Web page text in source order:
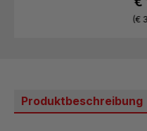
(€
Produktbeschreibung